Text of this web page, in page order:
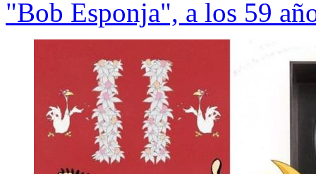
"Bob Esponja", a los 59